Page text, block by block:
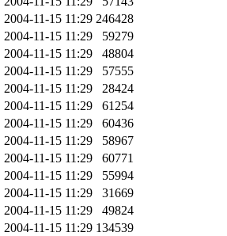
2004-11-15 11:29 246428
2004-11-15 11:29
59279
2004-11-15 11:29
48804
2004-11-15 11:29
57555
2004-11-15 11:29
28424
2004-11-15 11:29
61254
2004-11-15 11:29
60436
2004-11-15 11:29
58967
2004-11-15 11:29
60771
2004-11-15 11:29
55994
2004-11-15 11:29
31669
2004-11-15 11:29
49824
2004-11-15 11:29 134539